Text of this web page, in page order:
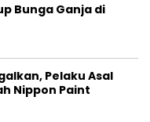
Bunga Ganja di
Pelaku Asal
Nippon Paint